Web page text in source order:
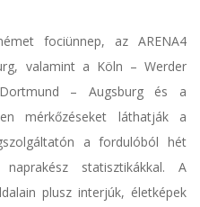
fociünnep, az ARENA4
valamint a Köln – Werder
– Augsburg és a
mérkőzéseket láthatják a
a fordulóból hét
statisztikákkal. A
plusz interjúk, életképek